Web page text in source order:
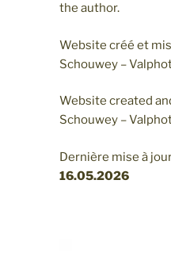
the author.
Website créé et
Schouwey –
Website created
Schouwey –
Dernière mise à
16.05.2026